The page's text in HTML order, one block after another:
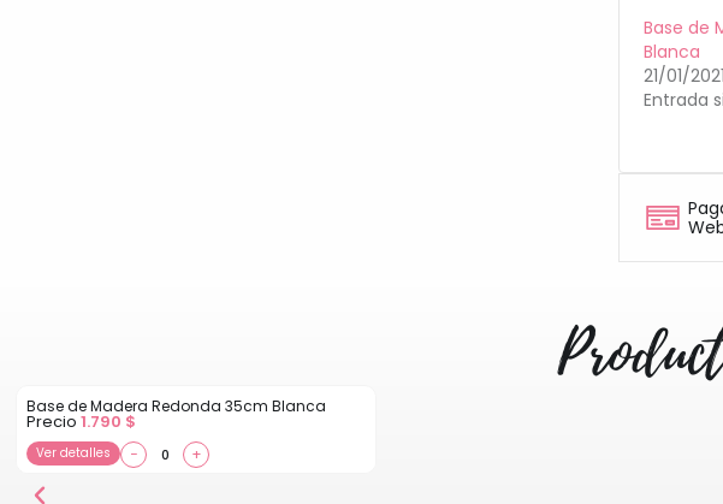
Base de
Blanca
21/01/2021
Entrada
Base de Madera Redonda 35cm Blanca
Precio1.790 $
Ver detalles − +